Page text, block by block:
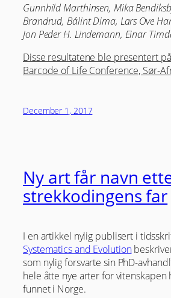
Gunnhild Marthinsen, Mika
Brandrud, Bálint Dima, Lars Ove
Jon Peder H. Lindemann, Einar
Disse resultatene ble presentert
Barcode of Life Conference, Sør-
December 1, 2017
Ny art får navn
strekkodingens far
I en artikkel nylig publisert i
Systematics and Evolution
som nylig forsvarte sin PhD-
hele åtte nye arter for vitenskapen
funnet i Norge.